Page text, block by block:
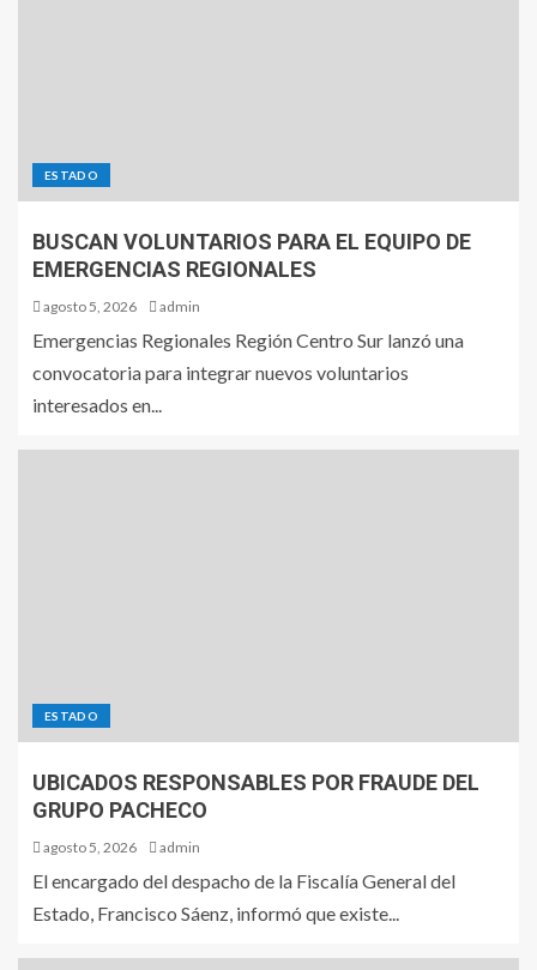
ESTADO
BUSCAN VOLUNTARIOS PARA EL EQUIPO DE
EMERGENCIAS REGIONALES
agosto 5, 2026 admin
Emergencias Regionales Región Centro Sur lanzó una
convocatoria para integrar nuevos voluntarios
interesados en...
ESTADO
UBICADOS RESPONSABLES POR FRAUDE DEL
GRUPO PACHECO
agosto 5, 2026 admin
El encargado del despacho de la Fiscalía General del
Estado, Francisco Sáenz, informó que existe...